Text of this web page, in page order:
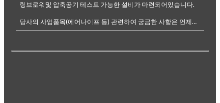
링브로워및 압축공기 테스트 가능한 설비가 마련되어있습니다.
당사의 사업품목(에어나이프 등) 관련하여 궁금한 사항은 언제든전화나, 메...